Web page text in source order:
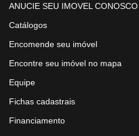
ANUCIE SEU IMOVEL CONOSCO
Catálogos
Encomende seu imóvel
Encontre seu imóvel no mapa
Equipe
Fichas cadastrais
Financiamento